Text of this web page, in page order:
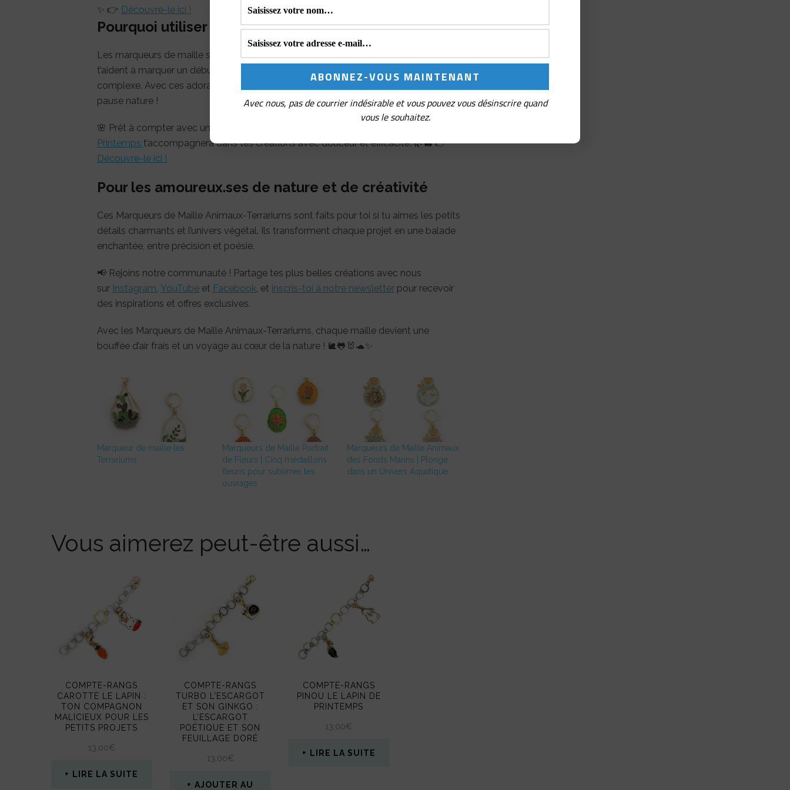
✨ 👉 Découvre-le ici !
Pourquoi utiliser un marqueur de maille ?
Les marqueurs de maille sont des outils essentiels pour organiser tes projets. Ils
t’aident à marquer un début de rang, suivre une augmentation ou structurer un motif
complexe. Avec ces adorables petits animaux, chaque point devient une véritable
pause nature !
🌸 Prêt à compter avec une touche printanière ? Le
Printemps t’accompagnera dans tes créations avec douceur et efficacité. 🌿🐇 👉
Découvre-le ici !
Pour les amoureux.ses de nature et de créativité
Ces Marqueurs de Maille Animaux-Terrariums sont faits pour toi si tu aimes les petits
détails charmants et l’univers végétal. Ils transforment chaque projet en une balade
enchantée, entre précision et poésie.
📢 Rejoins notre communauté ! Partage tes plus belles créations avec nous
sur Instagram, YouTube et Facebook, et inscris-toi à notre newsletter pour recevoir
des inspirations et offres exclusives.
Avec les Marqueurs de Maille Animaux-Terrariums, chaque maille devient une
bouffée d’air frais et un voyage au cœur de la nature ! 🐌🐸🐰🐢✨
Marqueur de maille les
Terrariums
Marqueurs de Maille Portrait
de Fleurs | Cinq médaillons
fleuris pour sublimer tes
ouvrages
Marqueurs de Maille Animaux
des Fonds Marins | Plonge
dans un Univers Aquatique
Vous aimerez peut-être aussi…
COMPTE-RANGS
CAROTTE LE LAPIN :
TON COMPAGNON
MALICIEUX POUR LES
PETITS PROJETS
13,00€
LIRE LA SUITE
COMPTE-RANGS
TURBO L’ESCARGOT
ET SON GINKGO :
L’ESCARGOT
POÉTIQUE ET SON
FEUILLAGE DORÉ
13,00€
AJOUTER AU
COMPTE-RANGS
PINOU LE LAPIN DE
PRINTEMPS
13,00€
LIRE LA SUITE
Avec nous, pas de courrier indésirable et vous pouvez vous désinscrire quand
vous le souhaitez.